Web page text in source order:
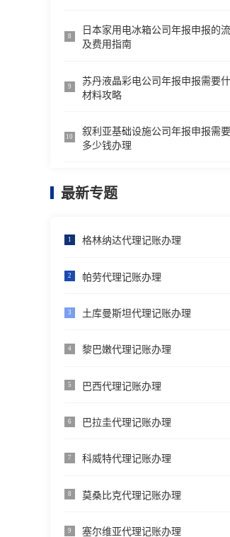
8
日本家用电冰箱公司年报申报的
及费用指南
9
苏丹液晶彩电公司年报申报需要
材料攻略
10
叙利亚基础设施公司年报申报需
多少钱办理
最新专题
1 格林纳达代理记账办理
2 帕劳代理记账办理
3 土库曼斯坦代理记账办理
4 黎巴嫩代理记账办理
5 巴西代理记账办理
6 巴拉圭代理记账办理
7 科威特代理记账办理
8 莫桑比克代理记账办理
9 塞尔维亚代理记账办理